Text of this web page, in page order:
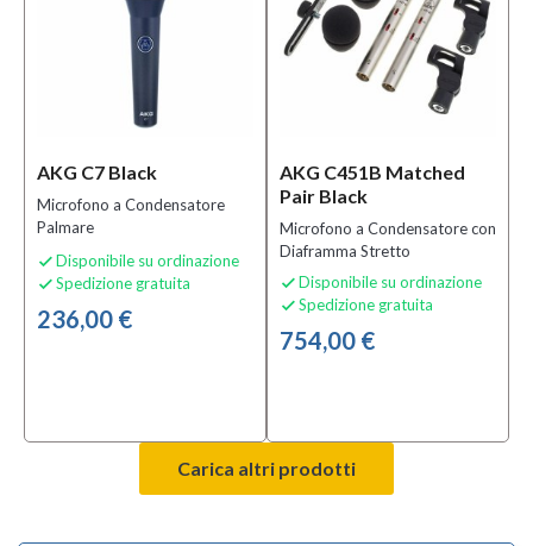
AKG C7 Black
Microfono a Condensatore
Palmare
 Disponibile su ordinazione
 Spedizione gratuita
236,00 €
AKG C451B Matched
Pair Black
Microfono a Condensatore con
Diaframma Stretto
 Disponibile su ordinazione
 Spedizione gratuita
754,00 €
Carica altri prodotti